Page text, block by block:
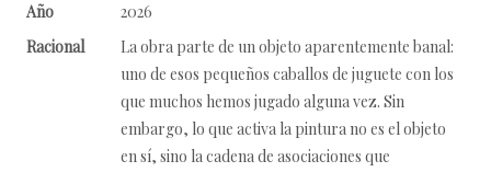
Año
2026
Racional
La obra parte de un objeto aparentemente banal:
uno de esos pequeños caballos de juguete con los
que muchos hemos jugado alguna vez. Sin
embargo, lo que activa la pintura no es el objeto
en sí, sino la cadena de asociaciones que